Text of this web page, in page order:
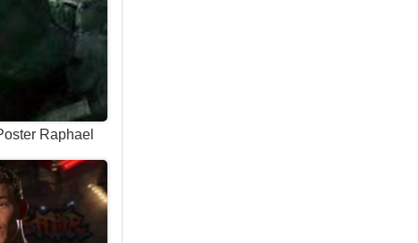
Raphael